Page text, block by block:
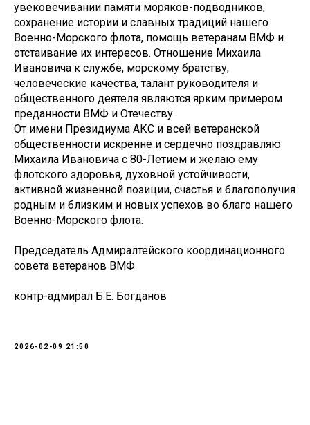
увековечивании памяти моряков-подводников,
сохранение истории и славных традиций нашего
Военно-Морского флота, помощь ветеранам ВМФ и
отстаивание их интересов. Отношение Михаила
Ивановича к службе, морскому братству,
человеческие качества, талант руководителя и
общественного деятеля являются ярким примером
преданности ВМФ и Отечеству.
От имени Президиума АКС и всей ветеранской
общественности искренне и сердечно поздравляю
Михаила Ивановича с 80-Летием и желаю ему
флотского здоровья, духовной устойчивости,
активной жизненной позиции, счастья и благополучия
родным и близким и новых успехов во благо нашего
Военно-Морского флота.
Председатель Адмиралтейского координационного
совета ветеранов ВМФ
контр-адмирал Б.Е. Богданов
2026-02-09 21:50